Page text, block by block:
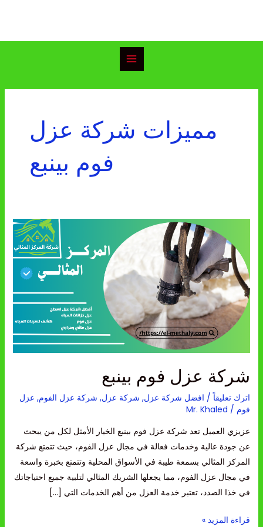
مميزات شركة عزل
فوم بينبع
شركة عزل فوم بينبع
اترك تعليقاً / افضل شركة عزل, شركة عزل, شركة عزل الفوم, عزل
فوم /
Mr. Khaled
عزيزي العميل تعد شركة عزل فوم بينبع الخيار الأمثل لكل من يبحث
عن جودة عالية وخدمات فعالة في مجال عزل الفوم، حيث تتمتع شركة
المركز المثالي بسمعة طيبة في الأسواق المحلية وتتمتع بخبرة واسعة
في مجال عزل الفوم، مما يجعلها الشريك المثالي لتلبية جميع احتياجاتك
في خذا الصدد، تعتبر خدمة العزل من أهم الخدمات التي […]
فوم
بينبع
قراءة المزيد »